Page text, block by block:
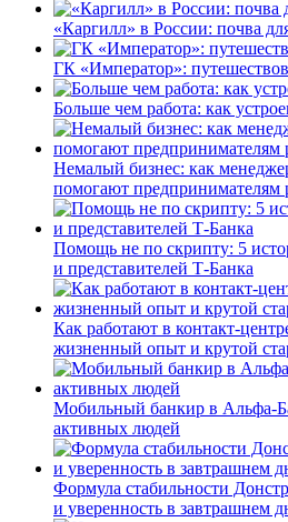
«Каргилл» в России: почва
ГК «Император»:
Больше чем работа: как
Немалый бизнес: как
помогают предпринимателям
Помощь не по скрипту: 5
и представителей Т-Банка
Как работают в контакт-
жизненный опыт и крутой
Мобильный банкир в Альфа-
активных людей
Формула стабильности
и уверенность в завтрашнем